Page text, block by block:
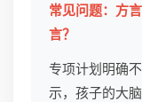
常见问题：方
言？
专项计划明确
示，孩子的大